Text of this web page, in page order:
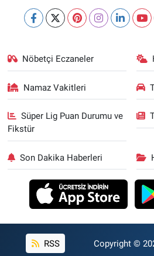
Nöbetçi Eczaneler
Namaz Vakitleri
Süper Lig Puan Durumu ve
Fikstür
Son Dakika Haberleri
RSS Copyright ©